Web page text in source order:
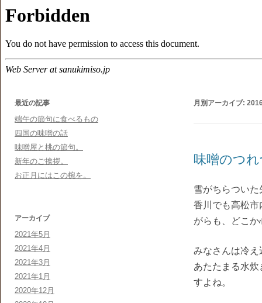
月別アーカイブ:
味噌のつ
雪がちらつい
香川でも高松
がらも、どこ
みなさんは冷
あたたまる水
すよね。
最近の記事
端午の節句に食べるもの
四国の味噌の話
味噌屋と桃の節句。
新年のご挨拶。
お正月にはこの椀を。
アーカイブ
2021年5月
2021年4月
2021年3月
2021年1月
2020年12月